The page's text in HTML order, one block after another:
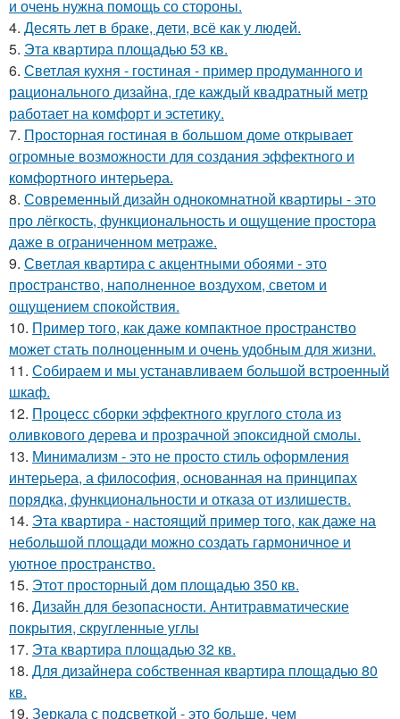
и очень нужна помощь со стороны.
4. Десять лет в браке, дети, всё как у людей.
5. Эта квартира площадью 53 кв.
6. Светлая кухня - гостиная - пример продуманного и
рационального дизайна, где каждый квадратный метр
работает на комфорт и эстетику.
7. Просторная гостиная в большом доме открывает
огромные возможности для создания эффектного и
комфортного интерьера.
8. Современный дизайн однокомнатной квартиры - это
про лёгкость, функциональность и ощущение простора
даже в ограниченном метраже.
9. Светлая квартира с акцентными обоями - это
пространство, наполненное воздухом, светом и
ощущением спокойствия.
10. Пример того, как даже компактное пространство
может стать полноценным и очень удобным для жизни.
11. Собираем и мы устанавливаем большой встроенный
шкаф.
12. Процесс сборки эффектного круглого стола из
оливкового дерева и прозрачной эпоксидной смолы.
13. Минимализм - это не просто стиль оформления
интерьера, а философия, основанная на принципах
порядка, функциональности и отказа от излишеств.
14. Эта квартира - настоящий пример того, как даже на
небольшой площади можно создать гармоничное и
уютное пространство.
15. Этот просторный дом площадью 350 кв.
16. Дизайн для безопасности. Антитравматические
покрытия, скругленные углы
17. Эта квартира площадью 32 кв.
18. Для дизайнера собственная квартира площадью 80
кв.
19. Зеркала с подсветкой - это больше, чем